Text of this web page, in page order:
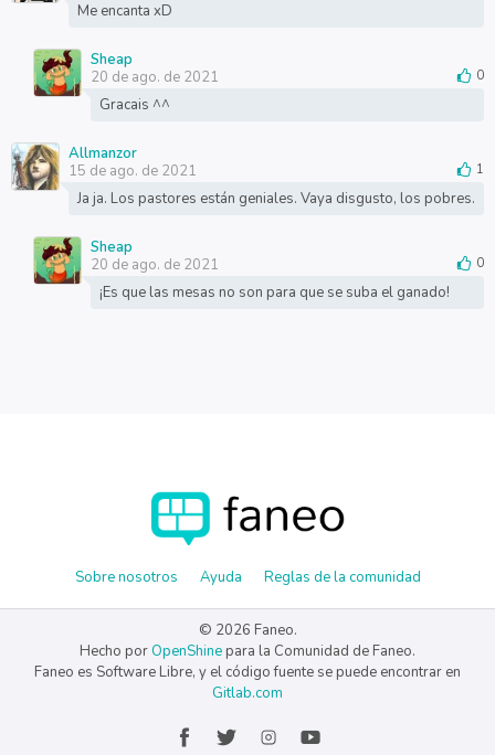
Me encanta xD
Sheap
20 de ago. de 2021
0
Gracais ^^
Allmanzor
15 de ago. de 2021
1
Ja ja. Los pastores están geniales. Vaya disgusto, los pobres.
Sheap
20 de ago. de 2021
0
¡Es que las mesas no son para que se suba el ganado!
Sobre nosotros Ayuda Reglas de la comunidad
© 2026 Faneo.
Hecho por OpenShine para la Comunidad de Faneo.
Faneo es Software Libre, y el código fuente se puede encontrar en
Gitlab.com